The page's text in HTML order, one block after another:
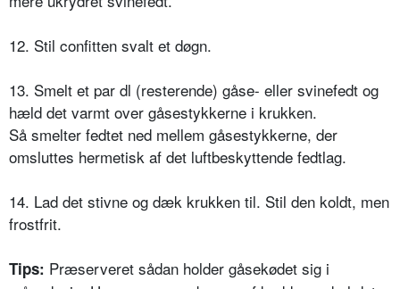
12. Stil confitten svalt et døgn.
13. Smelt et par dl (resterende) gåse- eller svinefedt og
hæld det varmt over gåsestykkerne i krukken.
Så smelter fedtet ned mellem gåsestykkerne, der
omsluttes hermetisk af det luftbeskyttende fedtlag.
14. Lad det stivne og dæk krukken til. Stil den koldt, men
frostfrit.
Tips: Præserveret sådan holder gåsekødet sig i